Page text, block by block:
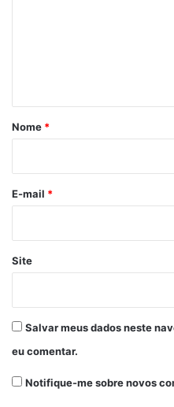
r
*
Nome *
E-mail *
Site
Salvar meus dados neste
eu comentar.
Notifique-me sobre novos